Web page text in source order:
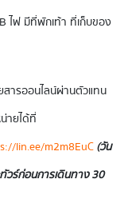
ไฟ มีที่พักเท้า ที่เก็บของ
สารออนไลน์ผ่านตัวแทน
ายได้ที่
lin.ee/m2m8EuC( วัน
ร์ ก่อนการเดินทาง 30